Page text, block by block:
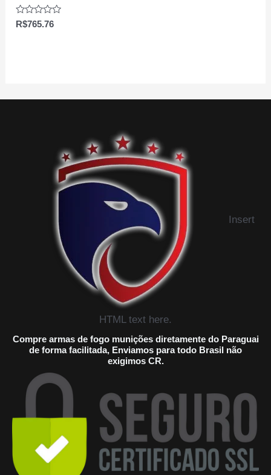
Avaliação
0
R$765.76
Insert
HTML text here.
Compre armas de fogo munições diretamente do Paraguai
de forma facilitada, Enviamos para todo Brasil não
exigimos CR.